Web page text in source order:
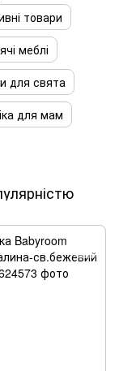
товари
меблі
для свята
для мам